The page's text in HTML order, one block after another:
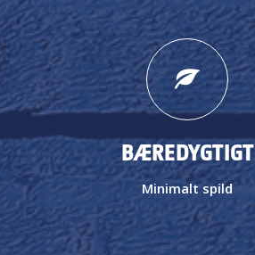
BÆREDYGTIGT
Minimalt spild